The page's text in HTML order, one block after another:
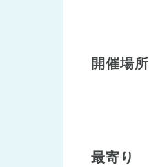
開催場所
最寄り